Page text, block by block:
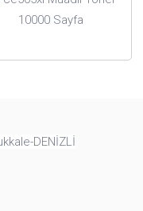
10000 Sayfa
DENİZLİ